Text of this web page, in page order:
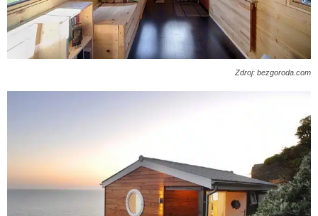
Zdroj: bezgoroda.com